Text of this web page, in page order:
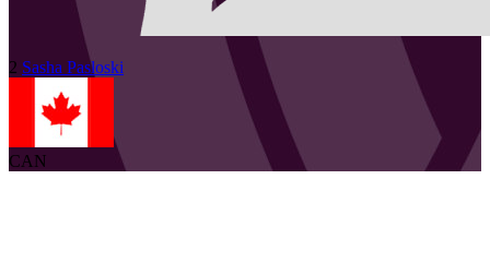
2 Sasha Pasloski
CAN